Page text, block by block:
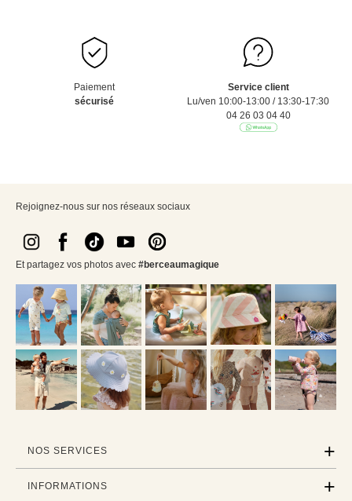
Paiement
sécurisé
Service client
Lu/ven 10:00-13:00 / 13:30-17:30
04 26 03 04 40
Rejoignez-nous sur nos réseaux sociaux
Et partagez vos photos avec #berceaumagique
NOS SERVICES
INFORMATIONS